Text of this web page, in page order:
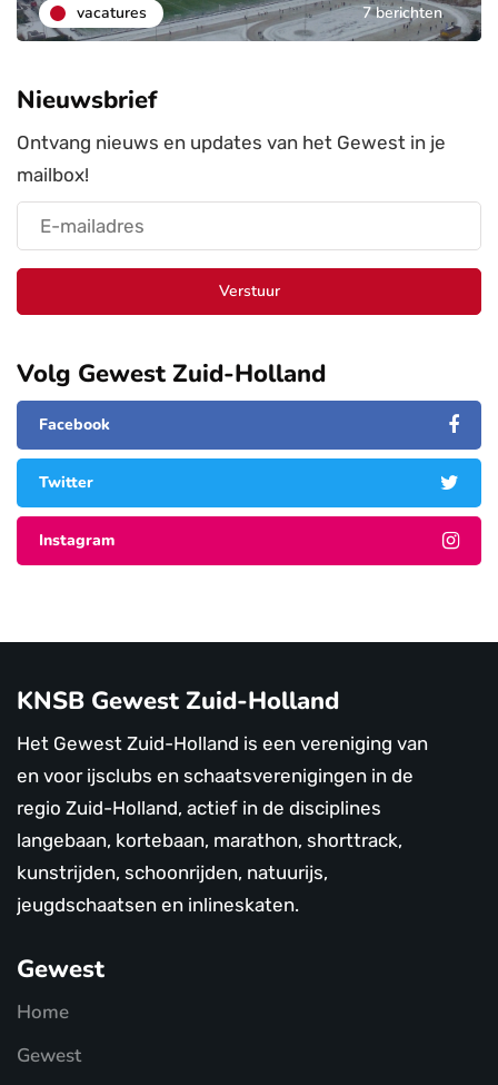
vacatures 7 berichten
Nieuwsbrief
Ontvang nieuws en updates van het Gewest in je
mailbox!
Verstuur
Volg Gewest Zuid-Holland
Facebook
Twitter
Instagram
KNSB Gewest Zuid-Holland
Het Gewest Zuid-Holland is een vereniging van
en voor ijsclubs en schaatsverenigingen in de
regio Zuid-Holland, actief in de disciplines
langebaan, kortebaan, marathon, shorttrack,
kunstrijden, schoonrijden, natuurijs,
jeugdschaatsen en inlineskaten.
Gewest
Home
Gewest